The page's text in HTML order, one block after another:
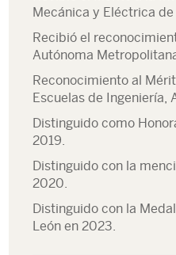
Mecánica y Eléctrica
Recibió el
Autónoma
Reconocimiento al
Escuelas de Ingeniería,
Distinguido como
2019.
Distinguido con la
2020.
Distinguido con la
León en 2023.